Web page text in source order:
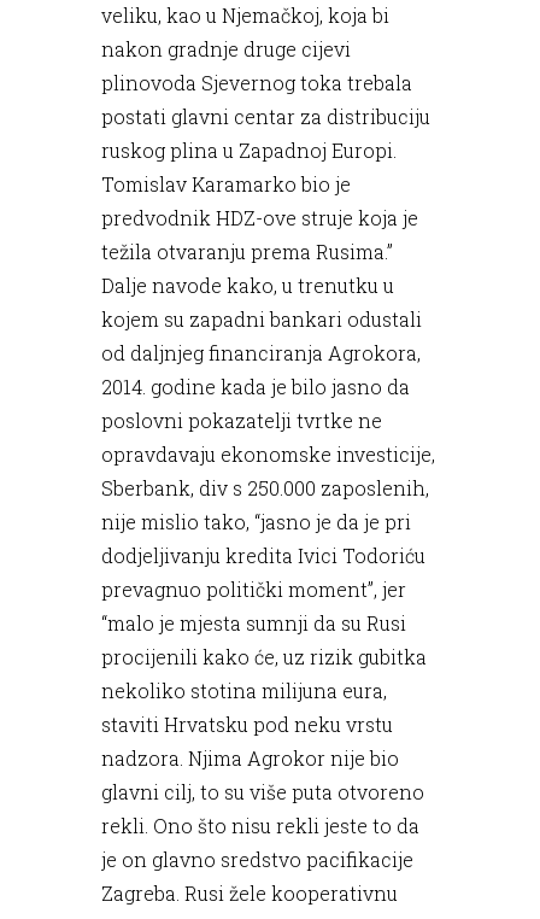
veliku, kao u Njemačkoj, koja bi
nakon gradnje druge cijevi
plinovoda Sjevernog toka trebala
postati glavni centar za distribuciju
ruskog plina u Zapadnoj Europi.
Tomislav Karamarko bio je
predvodnik HDZ-ove struje koja je
težila otvaranju prema Rusima.”
Dalje navode kako, u trenutku u
kojem su zapadni bankari odustali
od daljnjeg financiranja Agrokora,
2014. godine kada je bilo jasno da
poslovni pokazatelji tvrtke ne
opravdavaju ekonomske investicije,
Sberbank, div s 250.000 zaposlenih,
nije mislio tako, “jasno je da je pri
dodjeljivanju kredita Ivici Todoriću
prevagnuo politički moment”, jer
“malo je mjesta sumnji da su Rusi
procijenili kako će, uz rizik gubitka
nekoliko stotina milijuna eura,
staviti Hrvatsku pod neku vrstu
nadzora. Njima Agrokor nije bio
glavni cilj, to su više puta otvoreno
rekli. Ono što nisu rekli jeste to da
je on glavno sredstvo pacifikacije
Zagreba. Rusi žele kooperativnu